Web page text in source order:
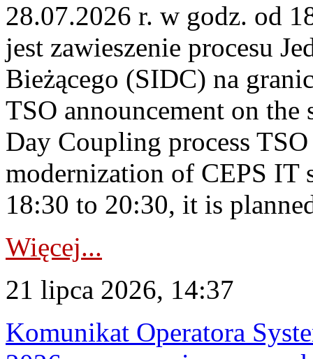
28.07.2026 r. w godz. od
jest zawieszenie procesu
Bieżącego (SIDC) na
TSO announcement on
Day Coupling process
modernization of CEPS IT
18:30 to 20:30, it is
Więcej...
21 lipca 2026, 14:37
Komunikat Operatora